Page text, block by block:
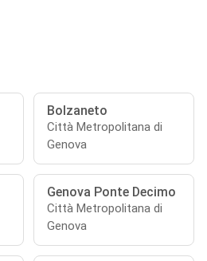
Bolzaneto
Città Metropolitana di
Genova
Genova Ponte Decimo
Città Metropolitana di
Genova